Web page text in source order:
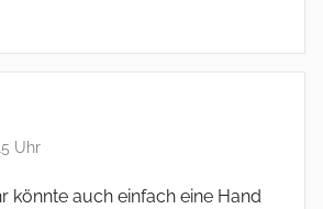
Uhr
könnte auch einfach eine Hand